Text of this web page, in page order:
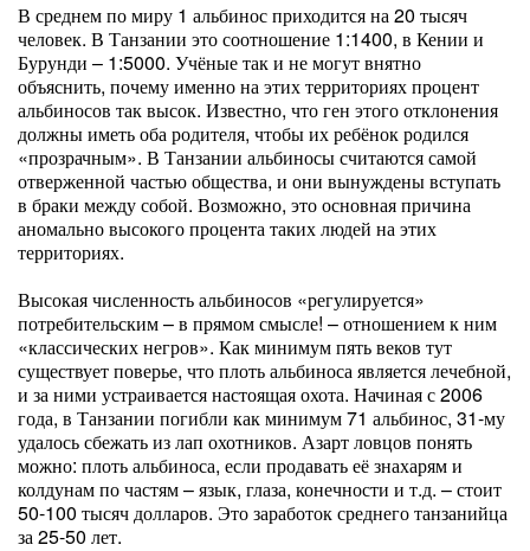
В среднем по миру 1 альбинос приходится на 20 тысяч
человек. В Танзании это соотношение 1:1400, в Кении и
Бурунди – 1:5000. Учёные так и не могут внятно
объяснить, почему именно на этих территориях процент
альбиносов так высок. Известно, что ген этого отклонения
должны иметь оба родителя, чтобы их ребёнок родился
«прозрачным». В Танзании альбиносы считаются самой
отверженной частью общества, и они вынуждены вступать
в браки между собой. Возможно, это основная причина
аномально высокого процента таких людей на этих
территориях.
Высокая численность альбиносов «регулируется»
потребительским – в прямом смысле! – отношением к ним
«классических негров». Как минимум пять веков тут
существует поверье, что плоть альбиноса является лечебной,
и за ними устраивается настоящая охота. Начиная с 2006
года, в Танзании погибли как минимум 71 альбинос, 31-му
удалось сбежать из лап охотников. Азарт ловцов понять
можно: плоть альбиноса, если продавать её знахарям и
колдунам по частям – язык, глаза, конечности и т.д. – стоит
50-100 тысяч долларов. Это заработок среднего танзанийца
за 25-50 лет.